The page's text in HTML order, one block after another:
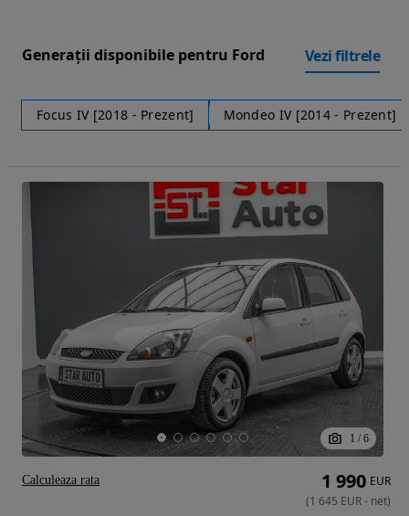
Generații disponibile pentru Ford Vezi filtrele
Focus IV [2018 - Prezent] Mondeo IV [2014 - Prezent]
1 / 6
1 990 EUR
(1 645 EUR- net)
Calculeaza rata